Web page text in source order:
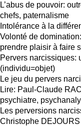
L’abus de pouvoir:
chefs, paternalisme
Intolérance à la
Volonté de
prendre plaisir à faire
Pervers narcissiques:
(individu=objet)
Le jeu du pervers
Lire: Paul-Claude
psychiatre,
Les perversions
Christophe DEJOURS